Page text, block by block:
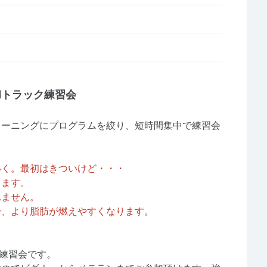
ラック練習会
ニングにプログラムを絞り、短時間集中で練習会
。最初はきついけど・・・
す。
せん。
より脂肪が燃えやすくなります。
習会です。